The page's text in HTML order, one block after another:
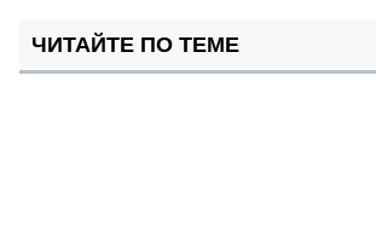
ЧИТАЙТЕ ПО ТЕМЕ